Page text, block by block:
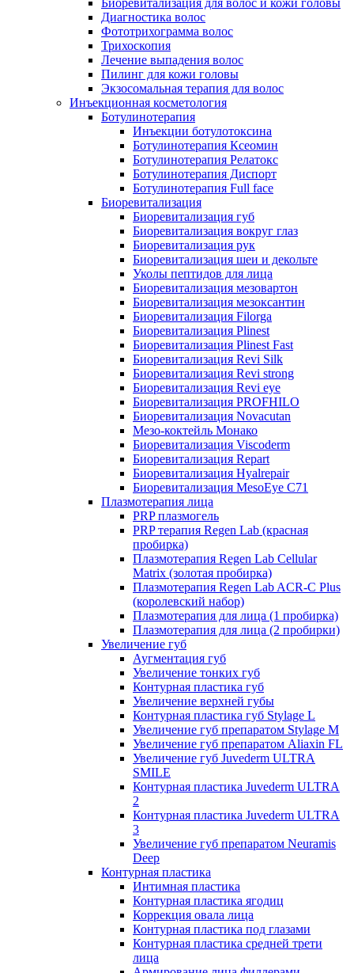
Биоревитализация для волос и кожи головы
Диагностика волос
Фототрихограмма волос
Трихоскопия
Лечение выпадения волос
Пилинг для кожи головы
Экзосомальная терапия для волос
Инъекционная косметология
Ботулинотерапия
Инъекции ботулотоксина
Ботулинотерапия Ксеомин
Ботулинотерапия Релатокс
Ботулинотерапия Диспорт
Ботулинотерапия Full face
Биоревитализация
Биоревитализация губ
Биоревитализация вокруг глаз
Биоревитализация рук
Биоревитализация шеи и декольте
Уколы пептидов для лица
Биоревитализация мезовартон
Биоревитализация мезоксантин
Биоревитализация Filorga
Биоревитализация Plinest
Биоревитализация Plinest Fast
Биоревитализация Revi Silk
Биоревитализация Revi strong
Биоревитализация Revi eye
Биоревитализация PROFHILO
Биоревитализация Novacutan
Мезо-коктейль Монако
Биоревитализация Viscoderm
Биоревитализация Repart
Биоревитализация Hyalrepair
Биоревитализация MesoEye C71
Плазмотерапия лица
PRP плазмогель
PRP терапия Regen Lab (красная
пробирка)
Плазмотерапия Regen Lab Cellular
Matrix (золотая пробирка)
Плазмотерапия Regen Lab ACR-C Plus
(королевский набор)
Плазмотерапия для лица (1 пробирка)
Плазмотерапия для лица (2 пробирки)
Увеличение губ
Аугментация губ
Увеличение тонких губ
Контурная пластика губ
Увеличение верхней губы
Контурная пластика губ Stylage L
Увеличение губ препаратом Stylage M
Увеличение губ препаратом Aliaxin FL
Увеличение губ Juvederm ULTRA
SMILE
Контурная пластика Juvederm ULTRA
2
Контурная пластика Juvederm ULTRA
3
Увеличение губ препаратом Neuramis
Deep
Контурная пластика
Интимная пластика
Контурная пластика ягодиц
Коррекция овала лица
Контурная пластика под глазами
Контурная пластика средней трети
лица